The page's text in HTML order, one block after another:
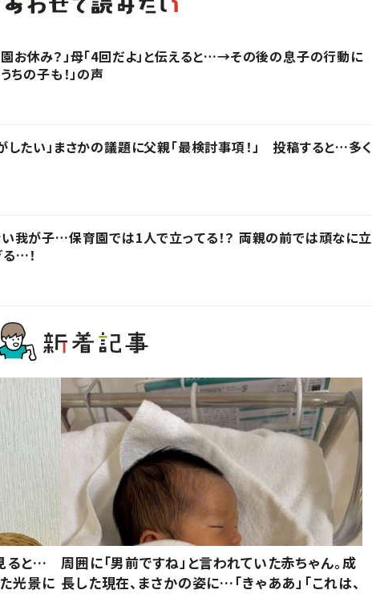
お休み？」母「4回だよ」と伝えると…→その後の息子の行動に
ちの子も！」の声
したい」まさかの議題に父親「最検討事項！」 投稿すると…多く
我が子…保育園では1人で立ってる！？ 両親の前では頑なに立
…！
ると…
光景に
周囲に「男前ですね」と言われていた赤ちゃん。成
長した現在、まさかの姿に…「きゃああ」「これは、